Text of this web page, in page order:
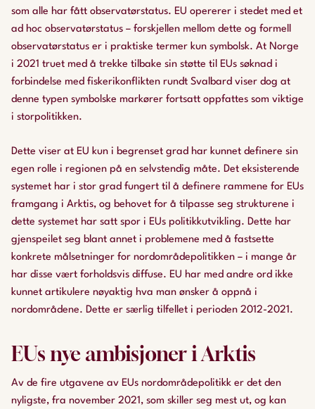
som alle har fått observatørstatus. EU opererer i stedet med et
ad hoc observatørstatus – forskjellen mellom dette og formell
observatørstatus er i praktiske termer kun symbolsk. At Norge
i 2021 truet med å trekke tilbake sin støtte til EUs søknad i
forbindelse med fiskerikonflikten rundt Svalbard viser dog at
denne typen symbolske markører fortsatt oppfattes som viktige
i storpolitikken.
Dette viser at EU kun i begrenset grad har kunnet definere sin
egen rolle i regionen på en selvstendig måte. Det eksisterende
systemet har i stor grad fungert til å definere rammene for EUs
framgang i Arktis, og behovet for å tilpasse seg strukturene i
dette systemet har satt spor i EUs politikkutvikling. Dette har
gjenspeilet seg blant annet i problemene med å fastsette
konkrete målsetninger for nordområdepolitikken – i mange år
har disse vært forholdsvis diffuse. EU har med andre ord ikke
kunnet artikulere nøyaktig hva man ønsker å oppnå i
nordområdene. Dette er særlig tilfellet i perioden 2012-2021.
EUs nye ambisjoner i Arktis
Av de fire utgavene av EUs nordområdepolitikk er det den
nyligste, fra november 2021, som skiller seg mest ut, og kan